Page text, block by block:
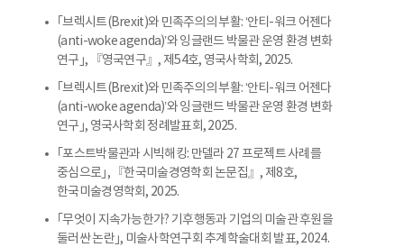
｢브렉시트(Brexit)와 민족주의의 부활: ‘안티-워크 어젠다
(anti-woke agenda)’와 잉글랜드 박물관 운영 환경 변화
연구｣, 『영국연구』, 제54호, 영국사학회, 2025.
｢브렉시트(Brexit)와 민족주의의 부활: ‘안티-워크 어젠다
(anti-woke agenda)’와 잉글랜드 박물관 운영 환경 변화
연구｣, 영국사학회 정례발표회, 2025.
｢포스트박물관과 시빅해킹: 만델라 27 프로젝트 사례를
중심으로｣, 『한국미술경영학회 논문집』, 제8호,
한국미술경영학회, 2025.
｢무엇이 지속가능한가? 기후행동과 기업의 미술관 후원을
둘러싼 논란｣, 미술사학연구회 추계학술대회 발표, 2024.